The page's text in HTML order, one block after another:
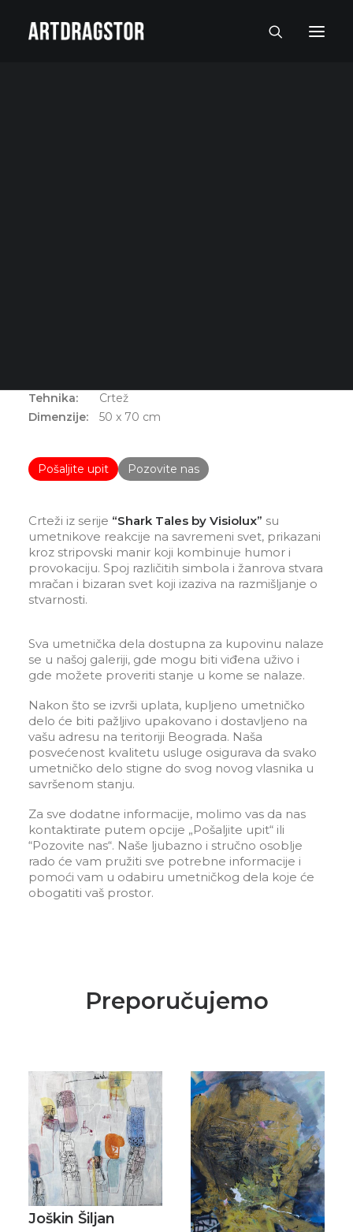
Tehnika:
Crtež
Dimenzije:
50 x 70 cm
Pošaljite upit Pozovite nas
Crteži iz serije “Shark Tales by Visiolux” su
umetnikove reakcije na savremeni svet, prikazani
kroz stripovski manir koji kombinuje humor i
provokaciju. Spoj različitih simbola i žanrova stvara
mračan i bizaran svet koji izaziva na razmišljanje o
stvarnosti.
Sva umetnička dela dostupna za kupovinu nalaze
se u našoj galeriji, gde mogu biti viđena uživo i
gde možete proveriti stanje u kome se nalaze.
Nakon što se izvrši uplata, kupljeno umetničko
delo će biti pažljivo upakovano i dostavljeno na
vašu adresu na teritoriji Beograda. Naša
posvećenost kvalitetu usluge osigurava da svako
umetničko delo stigne do svog novog vlasnika u
savršenom stanju.
Za sve dodatne informacije, molimo vas da nas
kontaktirate putem opcije „Pošaljite upit“ ili
“Pozovite nas“. Naše ljubazno i stručno osoblje
rado će vam pružiti sve potrebne informacije i
pomoći vam u odabiru umetničkog dela koje će
obogatiti vaš prostor.
Preporučujemo
Joškin Šiljan